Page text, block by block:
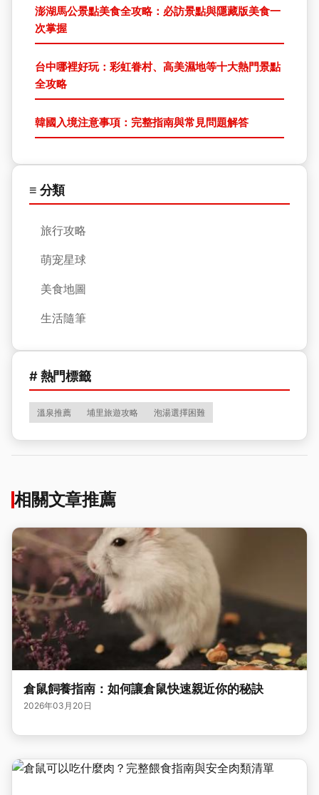
澎湖馬公景點美食全攻略：必訪景點與隱藏版美食一
次掌握
台中哪裡好玩：彩虹眷村、高美濕地等十大熱門景點
全攻略
韓國入境注意事項：完整指南與常見問題解答
≡ 分類
旅行攻略
萌宠星球
美食地圖
生活隨筆
# 熱門標籤
溫泉推薦 埔里旅遊攻略 泡湯選擇困難
相關文章推薦
倉鼠飼養指南：如何讓倉鼠快速親近你的秘訣
2026年03月20日